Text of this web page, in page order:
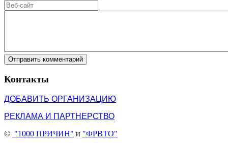
Отправить комментарий
Контакты
ДОБАВИТЬ ОРГАНИЗАЦИЮ
РЕКЛАМА И ПАРТНЕРСТВО
© "1000 ПРИЧИН" и "ФРВТО"